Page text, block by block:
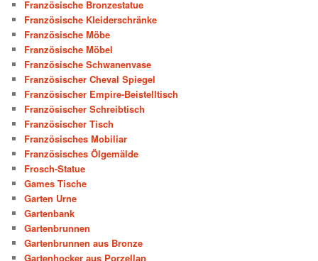
Französische Bronzestatue
Französische Kleiderschränke
Französische Möbe
Französische Möbel
Französische Schwanenvase
Französischer Cheval Spiegel
Französischer Empire-Beistelltisch
Französischer Schreibtisch
Französischer Tisch
Französisches Mobiliar
Französisches Ölgemälde
Frosch-Statue
Games Tische
Garten Urne
Gartenbank
Gartenbrunnen
Gartenbrunnen aus Bronze
Gartenhocker aus Porzellan